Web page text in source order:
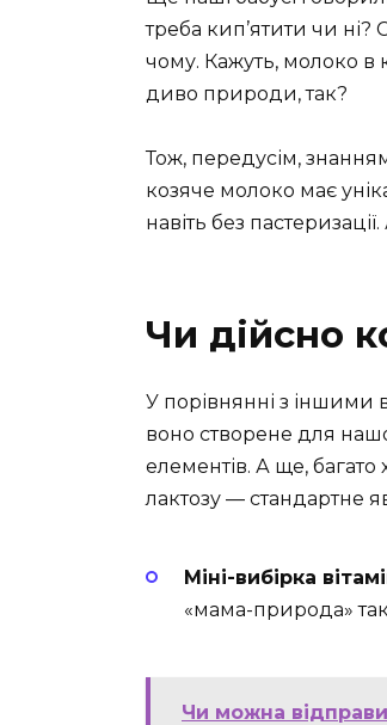
треба кип’ятити чи ні?
чому. Кажуть, молоко в
диво природи, так?
Тож, передусім,
козяче молоко має
навіть без
Чи дійсно
У порівнянні з іншими
воно створене для
елементів. А ще,
лактозу — стандартне
Міні-вибірка
«мама-природа»
Чи можна